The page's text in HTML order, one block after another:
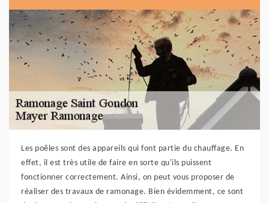
Les poêles sont des appareils qui font partie du chauffage. En
effet, il est très utile de faire en sorte qu'ils puissent
fonctionner correctement. Ainsi, on peut vous proposer de
réaliser des travaux de ramonage. Bien évidemment, ce sont